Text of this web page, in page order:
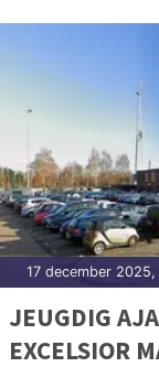
17 december
JEUGDIG
EXCELSIOR